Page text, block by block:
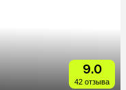
9.0
42 отзыва